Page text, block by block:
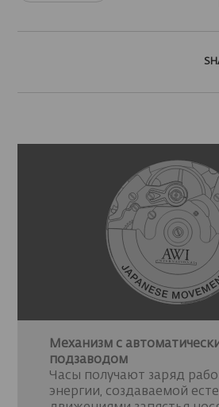
Механизм с
подзаводом
Часы получают заряд
энергии, создаваемой